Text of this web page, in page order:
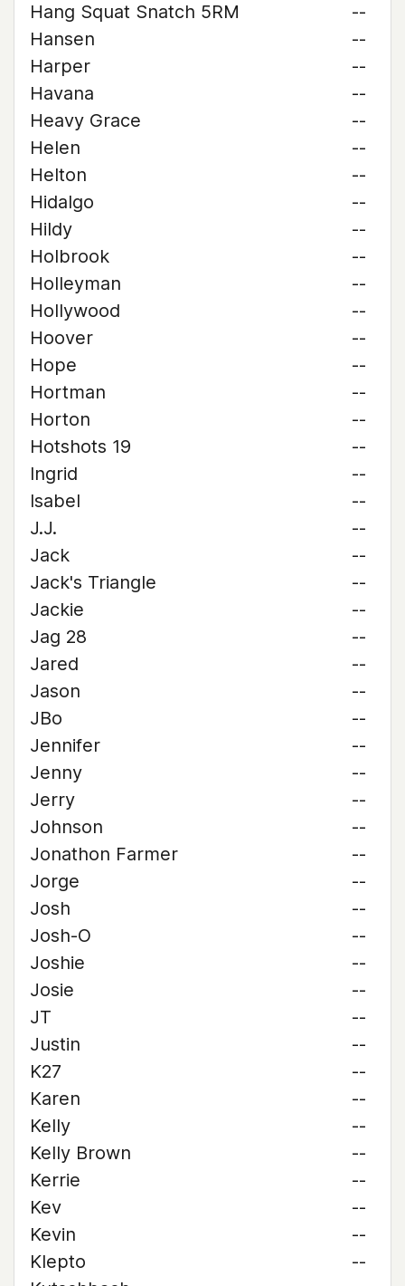
Hang Squat Snatch 5RM
--
Hansen
--
Harper
--
Havana
--
Heavy Grace
--
Helen
--
Helton
--
Hidalgo
--
Hildy
--
Holbrook
--
Holleyman
--
Hollywood
--
Hoover
--
Hope
--
Hortman
--
Horton
--
Hotshots 19
--
Ingrid
--
Isabel
--
J.J.
--
Jack
--
Jack's Triangle
--
Jackie
--
Jag 28
--
Jared
--
Jason
--
JBo
--
Jennifer
--
Jenny
--
Jerry
--
Johnson
--
Jonathon Farmer
--
Jorge
--
Josh
--
Josh-O
--
Joshie
--
Josie
--
JT
--
Justin
--
K27
--
Karen
--
Kelly
--
Kelly Brown
--
Kerrie
--
Kev
--
Kevin
--
Klepto
--